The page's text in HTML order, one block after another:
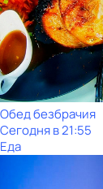
Обед безбрачия
Сегодня в 21:55
Еда